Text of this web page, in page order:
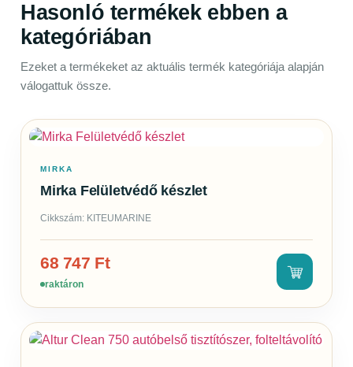
Hasonló termékek ebben a
kategóriában
Ezeket a termékeket az aktuális termék kategóriája alapján
válogattuk össze.
MIRKA
Mirka Felületvédő készlet
Cikkszám: KITEUMARINE
68 747 Ft
raktáron